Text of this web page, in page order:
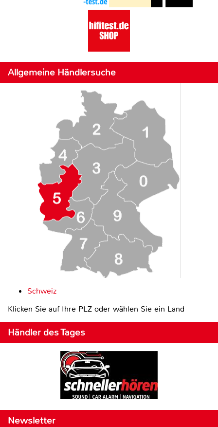
Allgemeine Händlersuche
Schweiz
Klicken Sie auf Ihre PLZ oder wählen Sie ein Land
Händler des Tages
Newsletter